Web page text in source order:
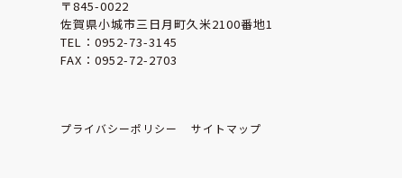
〒845-0022
佐賀県小城市三日月町久米2100番地1
TEL：0952-73-3145
FAX：0952-72-2703
プライバシーポリシー サイトマップ